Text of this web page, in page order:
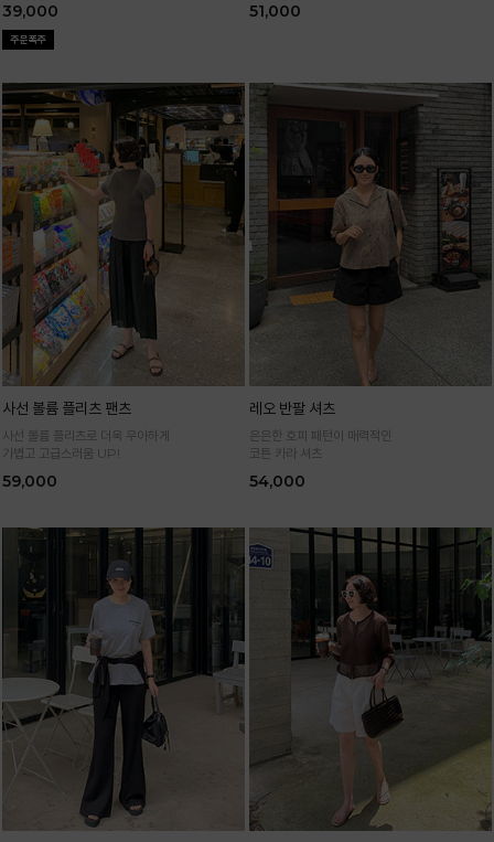
39,000 51,000
사선 볼륨 플리츠 팬츠
사선 볼륨 플리츠로 더욱 우아하게
가볍고 고급스러움 UP!
59,000
레오 반팔 셔츠
은은한 호피 패턴이 매력적인
코튼 카라 셔츠
54,000